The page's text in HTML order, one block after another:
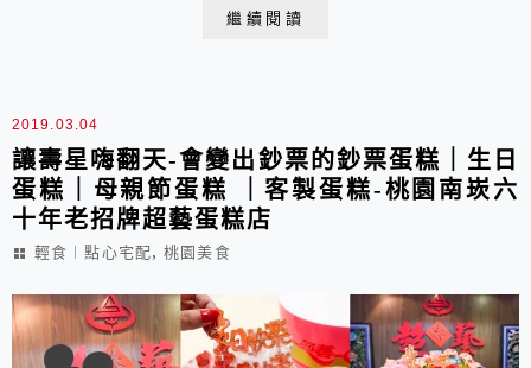
繼續閱讀
2019.03.04
讓壽星嗨翻天-會變出鈔票的鈔票蛋糕｜生日
蛋糕｜母親節蛋糕 ｜客製蛋糕-桃園南崁六
十年老招牌超藝蛋糕店
輕食︱點心宅配,桃園美食